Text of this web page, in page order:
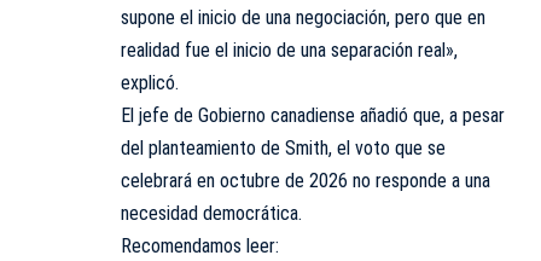
supone el inicio de una negociación, pero que en
realidad fue el inicio de una separación real»,
explicó.
El jefe de Gobierno canadiense añadió que, a pesar
del planteamiento de Smith, el voto que se
celebrará en octubre de 2026 no responde a una
necesidad democrática.
Recomendamos leer: